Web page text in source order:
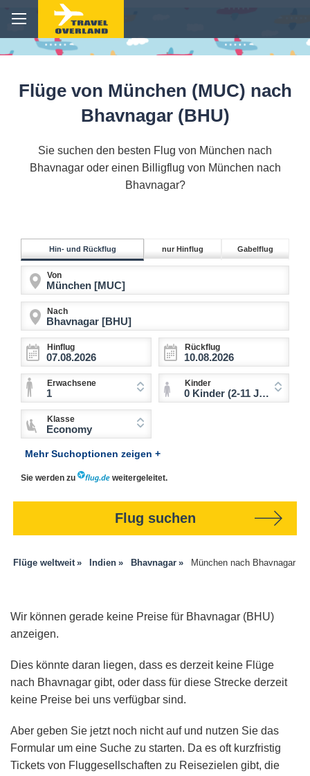
Flüge von München (MUC) nach
Bhavnagar (BHU)
Sie suchen den besten Flug von München nach
Bhavnagar oder einen Billigflug von München nach
Bhavnagar?
Hin- und Rückflug nur Hinflug Gabelflug
Von
Nach
Hinflug Rückflug
Erwachsene
1
Kinder
0 Kinder (2-11 Jahre)
Klasse
Economy
Mehr Suchoptionen zeigen +
Sie werden zu weitergeleitet.
Flug suchen
Flüge weltweit Indien Bhavnagar München nach Bhavnagar
Wir können gerade keine Preise für Bhavnagar (BHU)
anzeigen.
Dies könnte daran liegen, dass es derzeit keine Flüge
nach Bhavnagar gibt, oder dass für diese Strecke derzeit
keine Preise bei uns verfügbar sind.
Aber geben Sie jetzt noch nicht auf und nutzen Sie das
Formular um eine Suche zu starten. Da es oft kurzfristig
Tickets von Fluggesellschaften zu Reisezielen gibt, die